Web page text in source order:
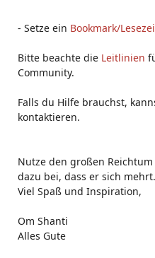
- Setze ein Bookmark/
Bitte beachte die Leitlinien
Community.
Falls du Hilfe brauchst,
kontaktieren.
Nutze den großen
dazu bei, dass er sich
Viel Spaß und Inspiration,
Om Shanti
Alles Gute